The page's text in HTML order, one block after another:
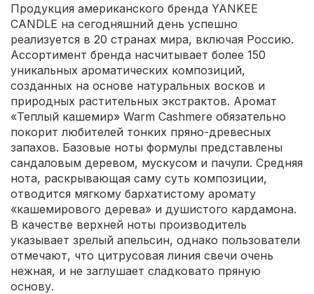
Продукция американского бренда YANKEE
CANDLE на сегодняшний день успешно
реализуется в 20 странах мира, включая Россию.
Ассортимент бренда насчитывает более 150
уникальных ароматических композиций,
созданных на основе натуральных восков и
природных растительных экстрактов. Аромат
«Теплый кашемир» Warm Cashmere обязательно
покорит любителей тонких пряно-древесных
запахов. Базовые ноты формулы представлены
сандаловым деревом, мускусом и пачули. Средняя
нота, раскрывающая саму суть композиции,
отводится мягкому бархатистому аромату
«кашемирового дерева» и душистого кардамона.
В качестве верхней ноты производитель
указывает зрелый апельсин, однако пользователи
отмечают, что цитрусовая линия свечи очень
нежная, и не заглушает сладковато пряную
основу.